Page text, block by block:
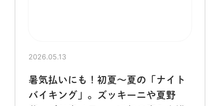
2026.05.13
暑気払いにも！初夏～夏の「ナイト
バイキング」。ズッキーニや夏野